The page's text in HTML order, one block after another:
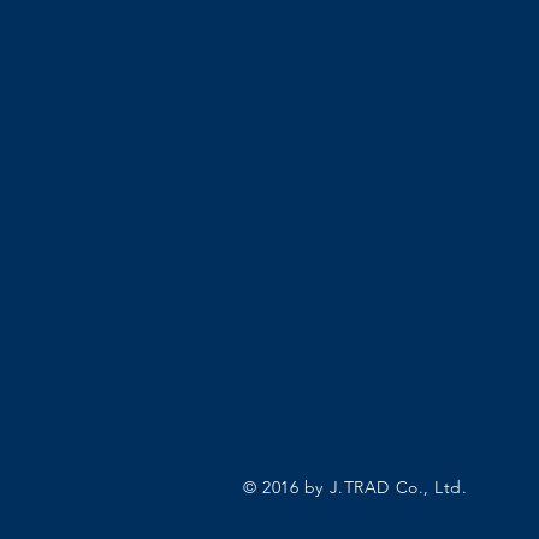
© 2016 by J.TRAD Co., Ltd.